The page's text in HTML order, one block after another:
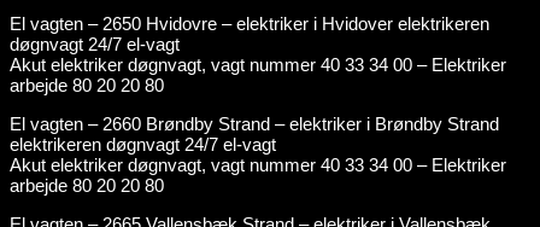
El vagten – 2650 Hvidovre – elektriker i Hvidover elektrikeren
døgnvagt 24/7 el-vagt
Akut elektriker døgnvagt, vagt nummer 40 33 34 00 – Elektriker
arbejde 80 20 20 80
El vagten – 2660 Brøndby Strand – elektriker i Brøndby Strand
elektrikeren døgnvagt 24/7 el-vagt
Akut elektriker døgnvagt, vagt nummer 40 33 34 00 – Elektriker
arbejde 80 20 20 80